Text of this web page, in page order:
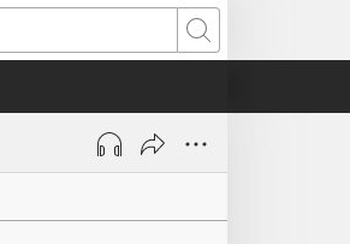
検
索